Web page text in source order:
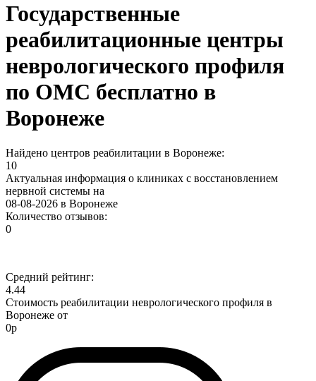
Государственные
реабилитационные центры
неврологического профиля
по ОМС бесплатно в
Воронеже
Найдено центров реабилитации в Воронеже:
10
Актуальная информация о клиниках с восстановлением
нервной системы на
08-08-2026 в Воронеже
Количество отзывов:
0
Средний рейтинг:
4.44
Стоимость реабилитации неврологического профиля в
Воронеже от
0р